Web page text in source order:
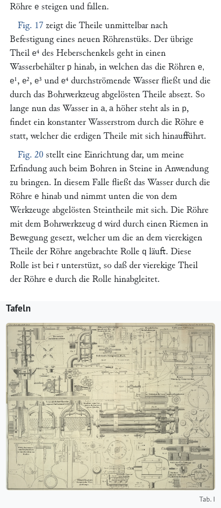
Röhre e steigen und fallen.
Fig. 17 zeigt die Theile unmittelbar nach
Befestigung eines neuen Röhrenstüks. Der übrige
Theil e⁴ des Heberschenkels geht in einen
Wasserbehälter p hinab, in welchen das die Röhren e,
e¹, e², e³ und e⁴ durchströmende Wasser fließt und die
durch das Bohrwerkzeug abgelösten Theile absezt. So
lange nun das Wasser in a, a höher steht als in p,
findet ein konstanter Wasserstrom durch die Röhre e
statt, welcher die erdigen Theile mit sich hinaufführt.
Fig. 20 stellt eine Einrichtung dar, um meine
Erfindung auch beim Bohren in Steine in Anwendung
zu bringen. In diesem Falle fließt das Wasser durch die
Röhre e hinab und nimmt unten die von dem
Werkzeuge abgelösten Steintheile mit sich. Die Röhre
mit dem Bohrwerkzeug d wird durch einen Riemen in
Bewegung gesezt, welcher um die an dem vierekigen
Theile der Röhre angebrachte Rolle q läuft. Diese
Rolle ist bei r unterstüzt, so daß der vierekige Theil
der Röhre e durch die Rolle hinabgleitet.
Tafeln
Tab. I